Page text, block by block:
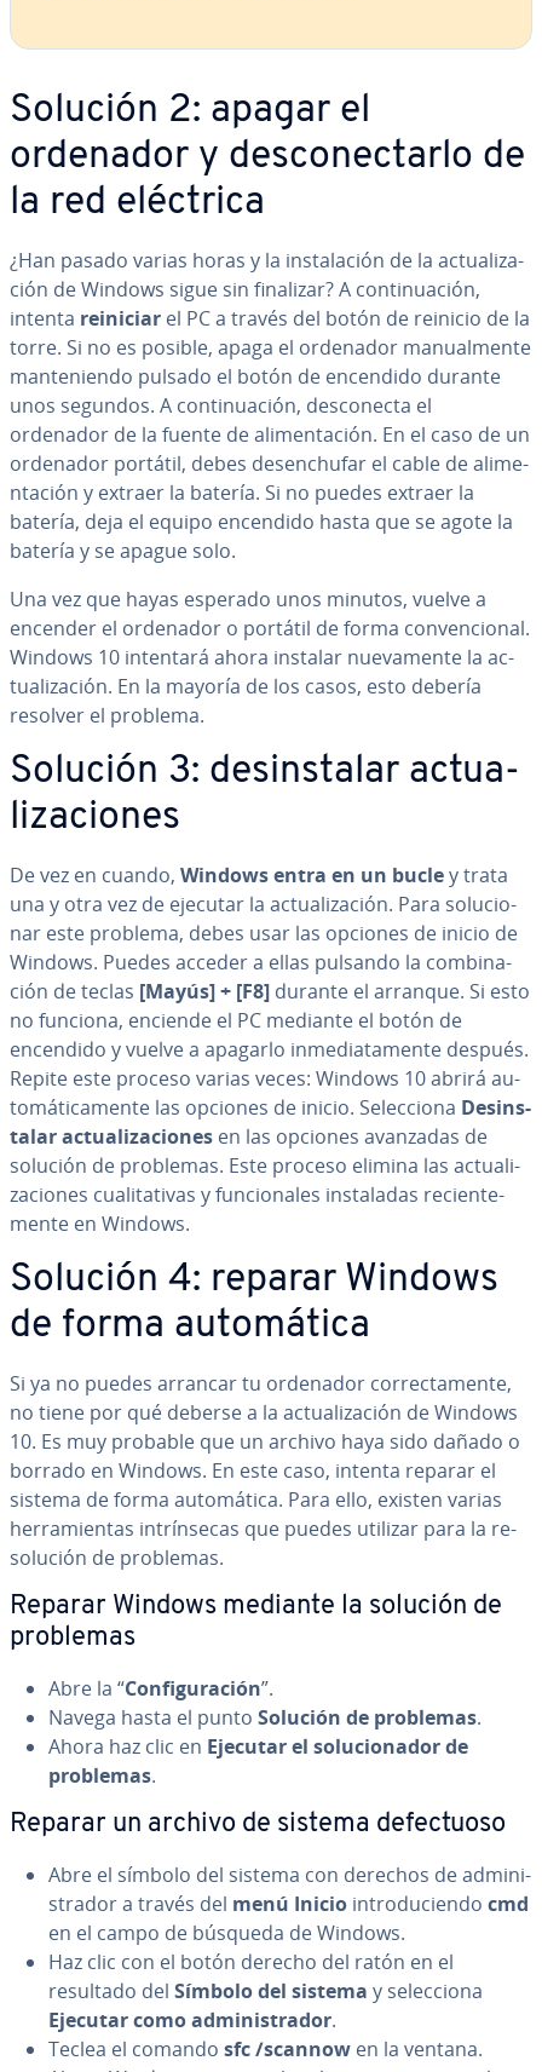
Solución 2: apagar el
ordenador y de­s­co­ne­c­tar­lo de
la red eléctrica
¿Han pasado varias horas y la in­s­ta­la­ción de la ac­tua­li­za­
ción de Windows sigue sin finalizar? A co­n­ti­nua­ción,
intenta reiniciar el PC a través del botón de reinicio de la
torre. Si no es posible, apaga el ordenador ma­nua­l­me­n­te
ma­n­te­nie­n­do pulsado el botón de encendido durante
unos segundos. A co­n­ti­nua­ción, de­s­co­ne­c­ta el
ordenador de la fuente de ali­me­n­ta­ción. En el caso de un
ordenador portátil, debes des­en­chu­far el cable de ali­me­
n­ta­ción y extraer la batería. Si no puedes extraer la
batería, deja el equipo encendido hasta que se agote la
batería y se apague solo.
Una vez que hayas esperado unos minutos, vuelve a
encender el ordenador o portátil de forma co­n­ve­n­cio­nal.
Windows 10 intentará ahora instalar nue­va­me­n­te la ac­
tua­li­za­ción. En la mayoría de los casos, esto debería
resolver el problema.
Solución 3: des­in­s­ta­lar ac­tua­
li­za­cio­nes
De vez en cuando, Windowsentra en un bucley trata
una y otra vez de ejecutar la ac­tua­li­za­ción. Para so­lu­cio­
nar este problema, debes usar las opciones de inicio de
Windows. Puedes acceder a ellas pulsando la co­m­bi­na­
ción de teclas [Mayús] + [F8] durante el arranque. Si esto
no funciona, enciende el PC mediante el botón de
encendido y vuelve a apagarlo in­me­dia­ta­me­n­te después.
Repite este proceso varias veces: Windows 10 abrirá au­
to­má­ti­ca­me­n­te las opciones de inicio. Se­le­c­cio­na Des­in­s­
ta­lar ac­tua­li­za­cio­nes en las opciones avanzadas de
solución de problemas. Este proceso elimina las ac­tua­li­
za­cio­nes cua­li­ta­ti­vas y fu­n­cio­na­les in­s­ta­la­das re­cie­n­te­
me­n­te en Windows.
Solución 4: reparar Windows
de forma au­to­má­ti­ca
Si ya no puedes arrancar tu ordenador co­rre­c­ta­me­n­te,
no tiene por qué deberse a la ac­tua­li­za­ción de Windows
10. Es muy probable que un archivo haya sido dañado o
borrado en Windows. En este caso, intenta reparar el
sistema de forma au­to­má­ti­ca. Para ello, existen varias
he­rra­mie­n­tas in­trí­n­se­cas que puedes utilizar para la re­
so­lu­ción de problemas.
Reparar Windows mediante la solución de
problemas
Abre la “Co­n­fi­gu­ra­ción”.
Navega hasta el punto Solución de problemas.
Ahora haz clic en Ejecutar el so­lu­cio­na­dor de
problemas.
Reparar un archivo de sistema de­fe­c­tuo­so
Abre el símbolo del sistema con derechos de ad­mi­ni­
s­tra­dor a través del menú Inicio in­tro­du­cie­n­do cmd
en el campo de búsqueda de Windows.
Haz clic con el botón derecho del ratón en el
resultado del Símbolo del sistema y se­le­c­cio­na
Ejecutar como ad­mi­ni­s­tra­dor.
Teclea el comando sfc /scannow en la ventana.